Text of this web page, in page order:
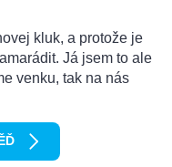
kluk, a protože je
Já jsem to ale
venku, tak na nás